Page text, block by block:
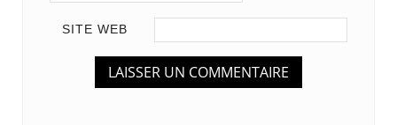
SITE WEB